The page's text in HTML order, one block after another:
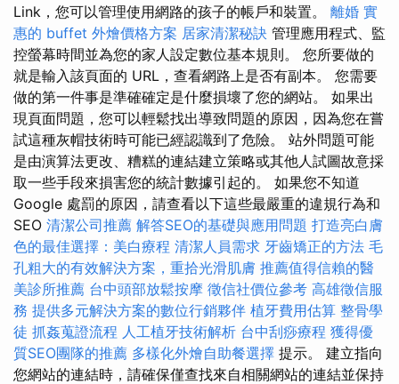
Link，您可以管理使用網路的孩子的帳戶和裝置。 離婚 實
惠的 buffet 外燴價格方案 居家清潔秘訣 管理應用程式、監
控螢幕時間並為您的家人設定數位基本規則。 您所要做的
就是輸入該頁面的 URL，查看網路上是否有副本。 您需要
做的第一件事是準確確定是什麼損壞了您的網站。 如果出
現頁面問題，您可以輕鬆找出導致問題的原因，因為您在嘗
試這種灰帽技術時可能已經認識到了危險。 站外問題可能
是由演算法更改、糟糕的連結建立策略或其他人試圖故意採
取一些手段來損害您的統計數據引起的。 如果您不知道
Google 處罰的原因，請查看以下這些最嚴重的違規行為和
SEO 清潔公司推薦 解答SEO的基礎與應用問題 打造亮白膚
色的最佳選擇：美白療程 清潔人員需求 牙齒矯正的方法 毛
孔粗大的有效解決方案，重拾光滑肌膚 推薦值得信賴的醫
美診所推薦 台中頭部放鬆按摩 徵信社價位參考 高雄徵信服
務 提供多元解決方案的數位行銷夥伴 植牙費用估算 整骨學
徒 抓姦蒐證流程 人工植牙技術解析 台中刮痧療程 獲得優
質SEO團隊的推薦 多樣化外燴自助餐選擇 提示。 建立指向
您網站的連結時，請確保僅查找來自相關網站的連結並保持